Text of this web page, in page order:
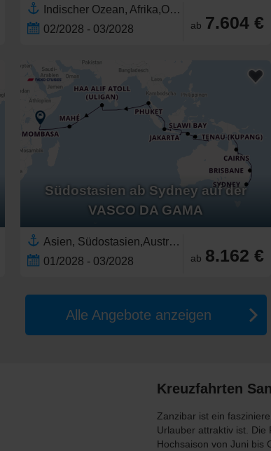
Indischer Ozean, Afrika,Ostafrika,Südostasien,Asien,Seychellen,Komoren,Südafrika,Südliches Afrika,Malediven,Madagaskar,Mauritius,Java,Indonesien,Kenia,Sansibar,Tansania,Thailand,Malaysia,Singapur,Réunion
02/2028 - 03/2028
ab 7.604 €
Südostasien ab Sydney auf der
VASCO DA GAMA
Asien, Südostasien,Australien,Australien und Neuseeland,Indonesien,Ostafrika,Indischer Ozean,Seychellen,Great Barrier Reef, Australien,Java,Afrika,Malediven,Bali,Kenia,Sydney, Australien,Sansibar,Tansania,Thailand,Malaysia,Singapur,Darwin, Australien
01/2028 - 03/2028
ab 8.162 €
Alle Angebote anzeigen
Kreuzfahrten
Zanzibar ist ein
Urlauber attraktiv ist. Die
Hochsaison von Juni bis